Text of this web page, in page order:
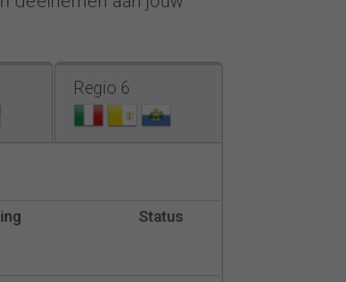
Regio 6
Status
Français